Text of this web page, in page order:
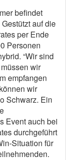
befindet
auf die
per Ende
Personen
“Wir sind
wir
empfangen
wir
Schwarz. Ein
Event auch bei
durchgeführt
Situation für